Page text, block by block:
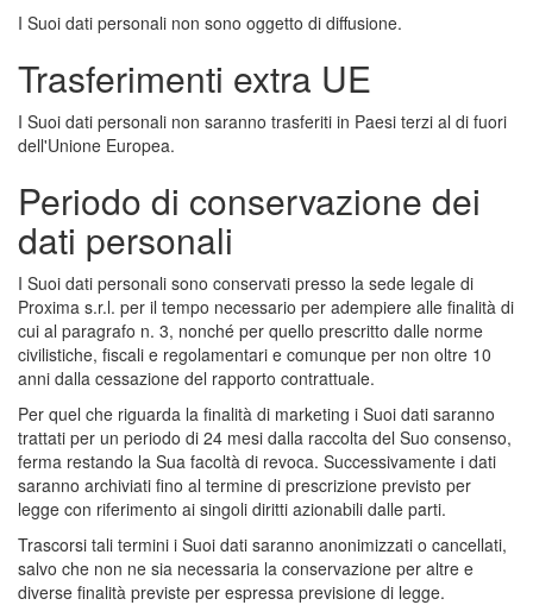
I Suoi dati personali non sono oggetto di diffusione.
Trasferimenti extra UE
I Suoi dati personali non saranno trasferiti in Paesi terzi al di fuori
dell'Unione Europea.
Periodo di conservazione dei
dati personali
I Suoi dati personali sono conservati presso la sede legale di
Proxima s.r.l. per il tempo necessario per adempiere alle finalità di
cui al paragrafo n. 3, nonché per quello prescritto dalle norme
civilistiche, fiscali e regolamentari e comunque per non oltre 10
anni dalla cessazione del rapporto contrattuale.
Per quel che riguarda la finalità di marketing i Suoi dati saranno
trattati per un periodo di 24 mesi dalla raccolta del Suo consenso,
ferma restando la Sua facoltà di revoca. Successivamente i dati
saranno archiviati fino al termine di prescrizione previsto per
legge con riferimento ai singoli diritti azionabili dalle parti.
Trascorsi tali termini i Suoi dati saranno anonimizzati o cancellati,
salvo che non ne sia necessaria la conservazione per altre e
diverse finalità previste per espressa previsione di legge.